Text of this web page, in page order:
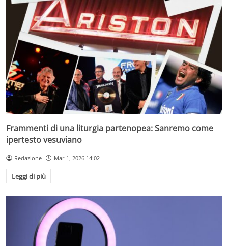
Frammenti di una liturgia partenopea: Sanremo come
ipertesto vesuviano
Redazione Mar 1, 2026 14:02
Leggi di più